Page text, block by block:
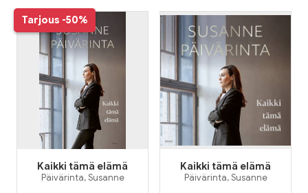
Tarjous -50%
Kaikki tämä elämä
Päivärinta, Susanne
Kaikki tämä elämä
Päivärinta, Susanne